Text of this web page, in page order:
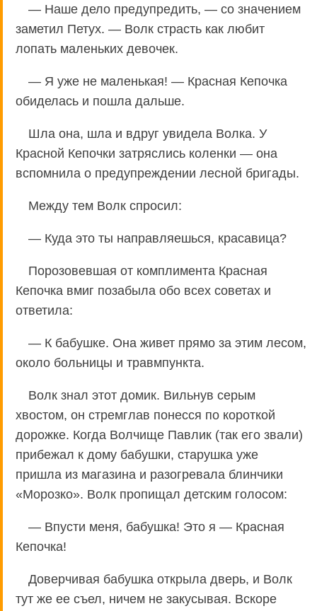
— Наше дело предупредить, — со значением
заметил Петух. — Волк страсть как любит
лопать маленьких девочек.
— Я уже не маленькая! — Красная Кепочка
обиделась и пошла дальше.
Шла она, шла и вдруг увидела Волка. У
Красной Кепочки затряслись коленки — она
вспомнила о предупреждении лесной бригады.
Между тем Волк спросил:
— Куда это ты направляешься, красавица?
Порозовевшая от комплимента Красная
Кепочка вмиг позабыла обо всех советах и
ответила:
— К бабушке. Она живет прямо за этим лесом,
около больницы и травмпункта.
Волк знал этот домик. Вильнув серым
хвостом, он стремглав понесся по короткой
дорожке. Когда Волчище Павлик (так его звали)
прибежал к дому бабушки, старушка уже
пришла из магазина и разогревала блинчики
«Морозко». Волк пропищал детским голосом:
— Впусти меня, бабушка! Это я — Красная
Кепочка!
Доверчивая бабушка открыла дверь, и Волк
тут же ее съел, ничем не закусывая. Вскоре